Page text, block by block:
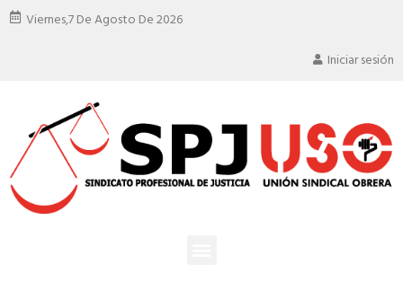
Viernes,7 De Agosto De 2026
Iniciar sesión